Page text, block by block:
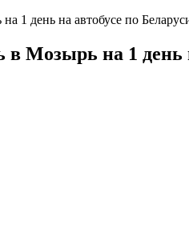
в Мозырь на 1 день